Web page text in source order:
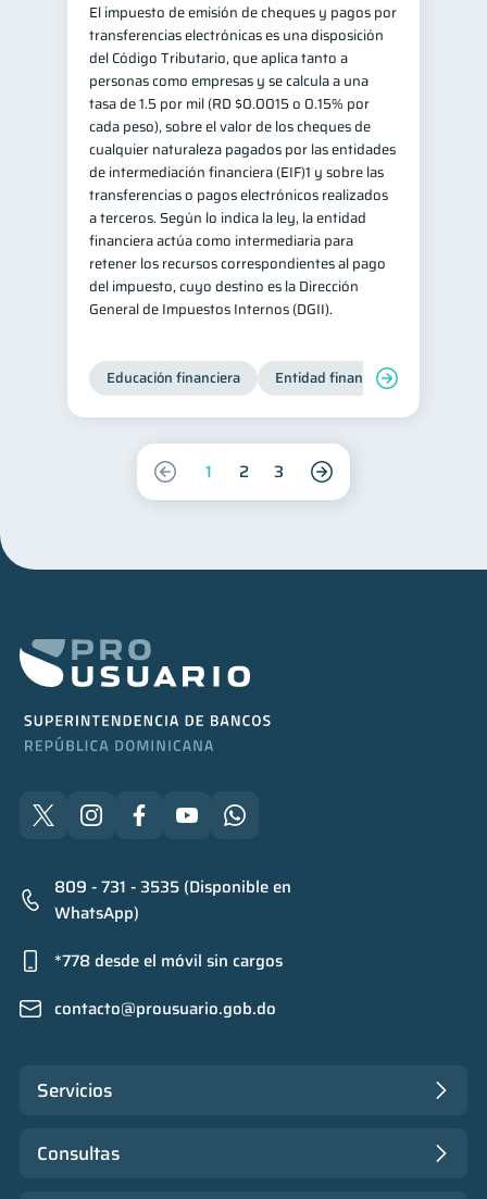
El impuesto de emisión de cheques y pagos por
transferencias electrónicas es una disposición
del Código Tributario, que aplica tanto a
personas como empresas y se calcula a una
tasa de 1.5 por mil (RD $0.0015 o 0.15% por
cada peso), sobre el valor de los cheques de
cualquier naturaleza pagados por las entidades
de intermediación financiera (EIF)1 y sobre las
transferencias o pagos electrónicos realizados
a terceros. Según lo indica la ley, la entidad
financiera actúa como intermediaria para
retener los recursos correspondientes al pago
del impuesto, cuyo destino es la Dirección
General de Impuestos Internos (DGII).
Educación financiera Entidad financiera
1 2 3
809 - 731 - 3535 (Disponible en
WhatsApp)
*778 desde el móvil sin cargos
contacto@prousuario.gob.do
Servicios
Consultas